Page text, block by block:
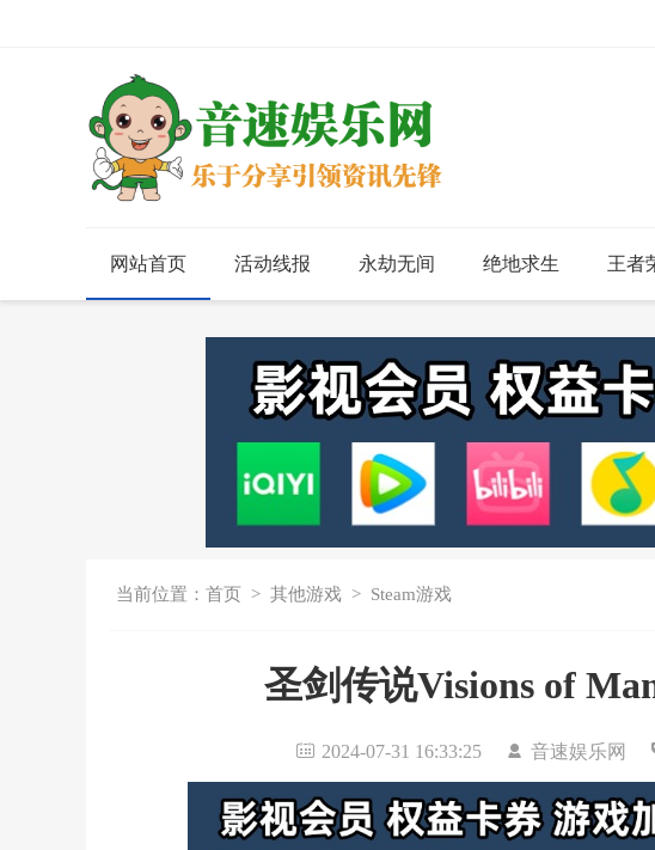
网站首页 活动线报 永劫无间 绝地求生 王者
当前位置： 首页 > 其他游戏 > Steam游戏
圣剑传说Visions of
2024-07-31 16:33:25 音速娱乐网